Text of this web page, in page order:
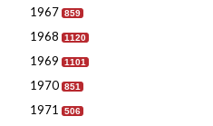
1967 859
1968 1120
1969 1101
1970 851
1971 506